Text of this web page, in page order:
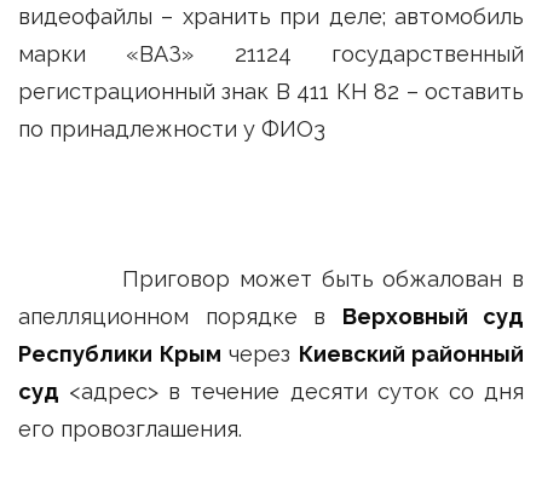
видеофайлы – хранить при деле; автомобиль
марки «ВАЗ» 21124 государственный
регистрационный знак В 411 КН 82 – оставить
по принадлежности у ФИО3
Приговор может быть обжалован в
апелляционном порядке в Верховный суд
Республики Крым через Киевский районный
суд <адрес> в течение десяти суток со дня
его провозглашения.